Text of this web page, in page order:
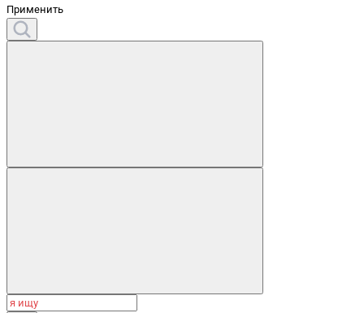
Применить